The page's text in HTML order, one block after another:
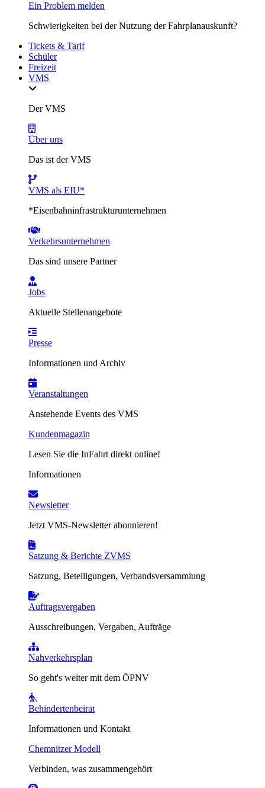
Ein Problem melden
Schwierigkeiten bei der Nutzung der Fahrplanauskunft?
Tickets & Tarif
Schüler
Freizeit
VMS
Der VMS
Über uns
Das ist der VMS
VMS als EIU*
*Eisenbahninfrastrukturunternehmen
Verkehrsunternehmen
Das sind unsere Partner
Jobs
Aktuelle Stellenangebote
Presse
Informationen und Archiv
Veranstaltungen
Anstehende Events des VMS
Kundenmagazin
Lesen Sie die InFahrt direkt online!
Informationen
Newsletter
Jetzt VMS-Newsletter abonnieren!
Satzung & Berichte ZVMS
Satzung, Beteiligungen, Verbandsversammlung
Auftragsvergaben
Ausschreibungen, Vergaben, Aufträge
Nahverkehrsplan
So geht's weiter mit dem ÖPNV
Behindertenbeirat
Informationen und Kontakt
Chemnitzer Modell
Verbinden, was zusammengehört